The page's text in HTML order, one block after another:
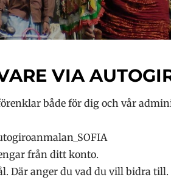
VIA
både för dig och vår
från ditt konto.
Där anger du vad du vill bidra